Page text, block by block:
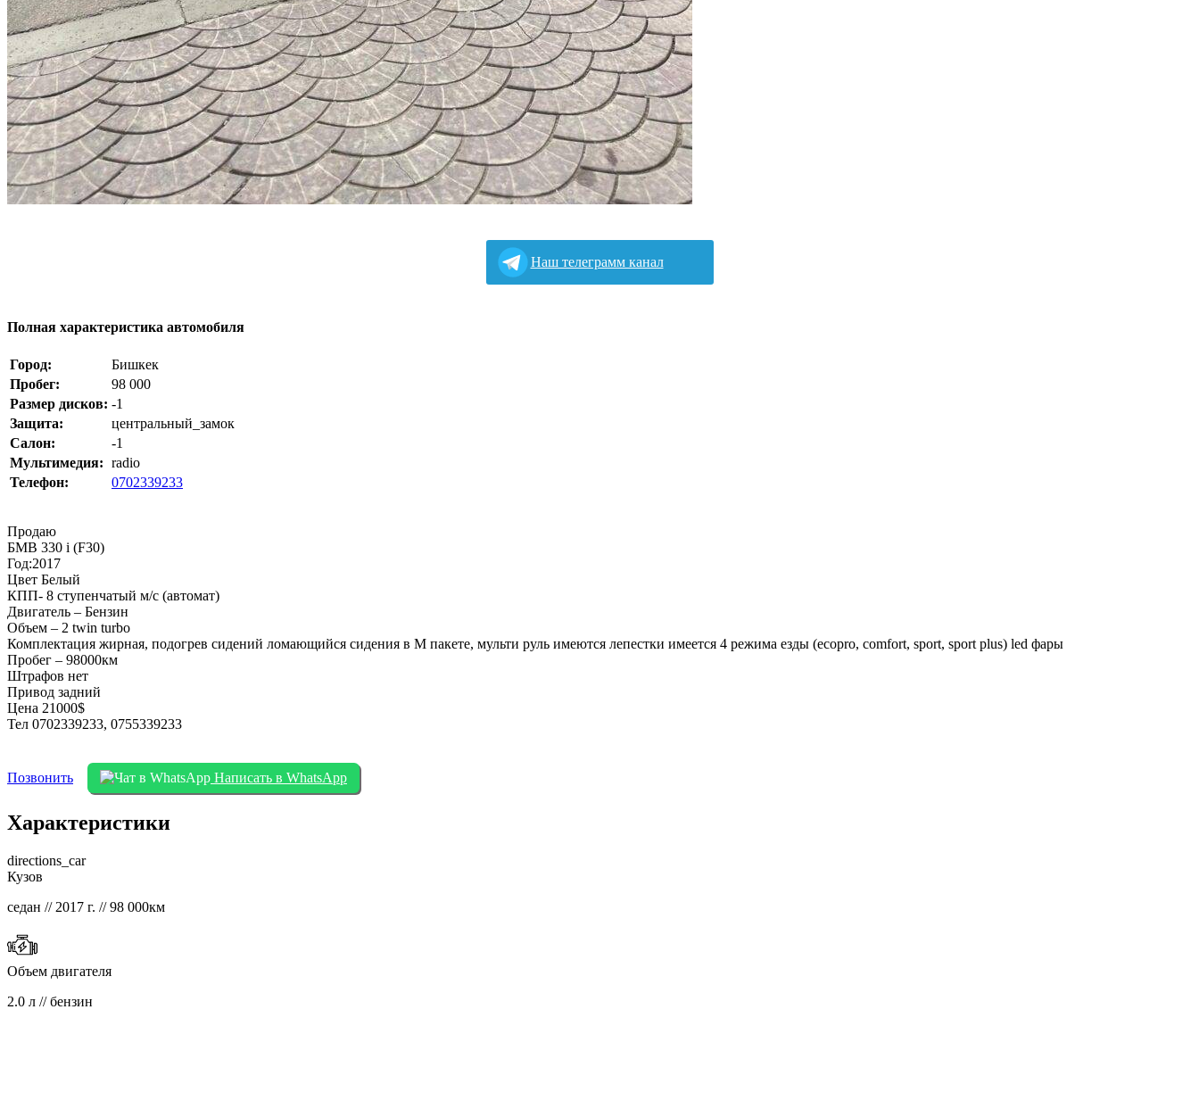
Наш телеграмм канал
Полная характеристика автомобиля
Город:
Бишкек
Пробег:
98 000
Размер дисков: -1
Защита:
центральный_замок
Салон:
-1
Мультимедия: radio
Телефон:
0702339233
Продаю
БМВ 330 i (F30)
Год:2017
Цвет Белый
КПП- 8 ступенчатый м/с (автомат)
Двигатель – Бензин
Объем – 2 twin turbo
Комплектация жирная, подогрев сидений ломающийся сидения в М пакете, мульти руль имеются лепестки имеется 4 режима езды (ecopro, comfort, sport, sport plus) led фары
Пробег – 98000км
Штрафов нет
Привод задний
Цена 21000$
Тел 0702339233, 0755339233
Позвонить Написать в WhatsApp
Характеристики
directions_car
Кузов
седан // 2017 г. // 98 000км
Объем двигателя
2.0 л // бензин